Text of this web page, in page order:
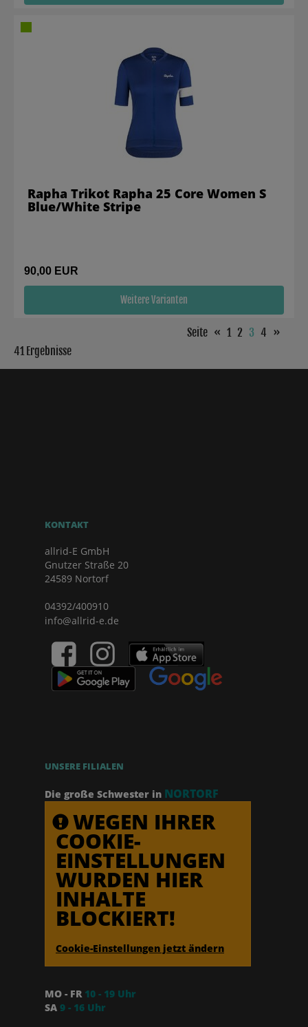
90,00 EUR
Weitere Varianten
Rapha Trikot Rapha 25 Core Women S
Blue/White Stripe
Seite « 1 2 3 4 »
41 Ergebnisse
KONTAKT
allrid-E GmbH
Gnutzer Straße 20
24589 Nortorf
04392/400910
info@allrid-e.de
UNSERE FILIALEN
Die große Schwester in NORTORF
WEGEN IHRER
COOKIE-
EINSTELLUNGEN
WURDEN HIER
INHALTE
BLOCKIERT!
Cookie-Einstellungen jetzt ändern
MO - FR 10 - 19 Uhr
SA 9 - 16 Uhr